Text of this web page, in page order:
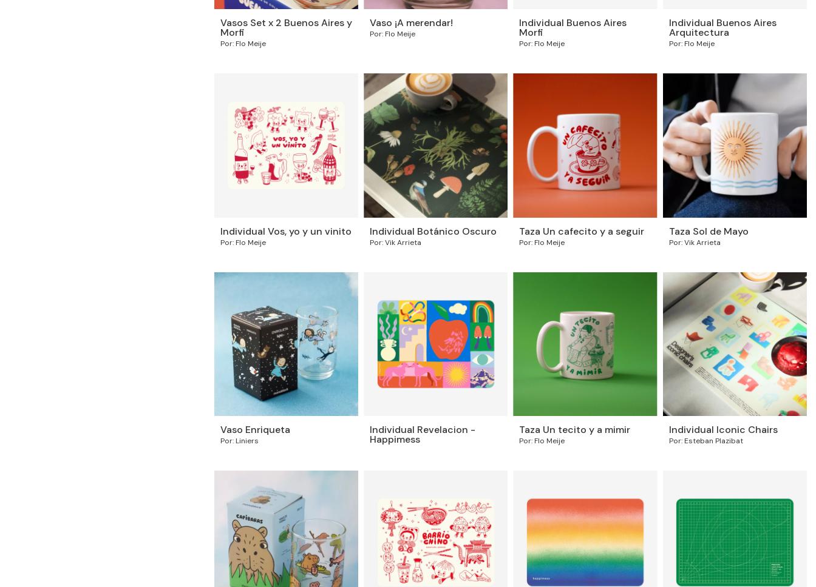
Vasos Set x 2 Buenos Aires y
Morfi
Por: Flo Meije
Vaso ¡A merendar!
Por: Flo Meije
Individual Buenos Aires
Morfi
Por: Flo Meije
Individual Buenos Aires
Arquitectura
Por: Flo Meije
Individual Vos, yo y un vinito
Por: Flo Meije
Individual Botánico Oscuro
Por: Vik Arrieta
Taza Un cafecito y a seguir
Por: Flo Meije
Taza Sol de Mayo
Por: Vik Arrieta
Vaso Enriqueta
Por: Liniers
Individual Revelacion -
Happimess
Taza Un tecito y a mimir
Por: Flo Meije
Individual Iconic Chairs
Por: Esteban Plazibat